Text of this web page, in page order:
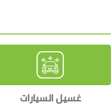
غسيل السيارات